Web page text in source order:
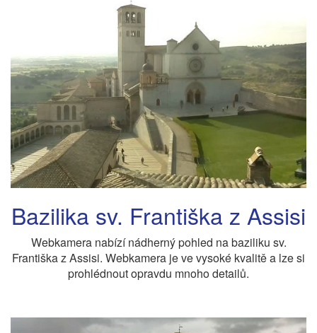
Bazilika sv. Františka z Assisi
Webkamera nabízí nádherný pohled na baziliku sv.
Františka z Assisi. Webkamera je ve vysoké kvalitě a lze si
prohlédnout opravdu mnoho detailů.